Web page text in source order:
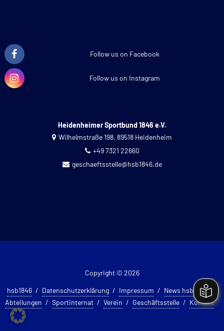
Follow us on Facebook
Follow us on Instagram
Heidenheimer Sportbund 1846 e.V.
Wilhelmstraße 198, 89518 Heidenheim
+49 7321 22660
geschaeftsstelle@hsb1846.de
Copyright © 2026
hsb1846 Datenschutzerklärung Impressum
News hsb 1846
Abteilungen
Sportinternat Verein Geschäftsstelle Kontakt